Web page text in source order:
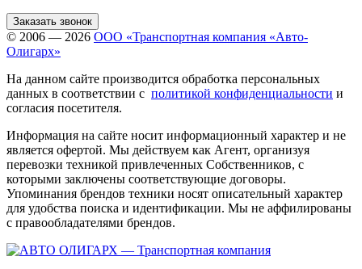
Заказать звонок
© 2006 — 2026 ООО «Транспортная компания «Авто-
Олигарх»
На данном сайте производится обработка персональных
данных в соответствии с политикой конфиденциальности и
согласия посетителя.
Информация на сайте носит информационный характер и не
является офертой. Мы действуем как Агент, организуя
перевозки техникой привлеченных Собственников, с
которыми заключены соответствующие договоры.
Упоминания брендов техники носят описательный характер
для удобства поиска и идентификации. Мы не аффилированы
с правообладателями брендов.